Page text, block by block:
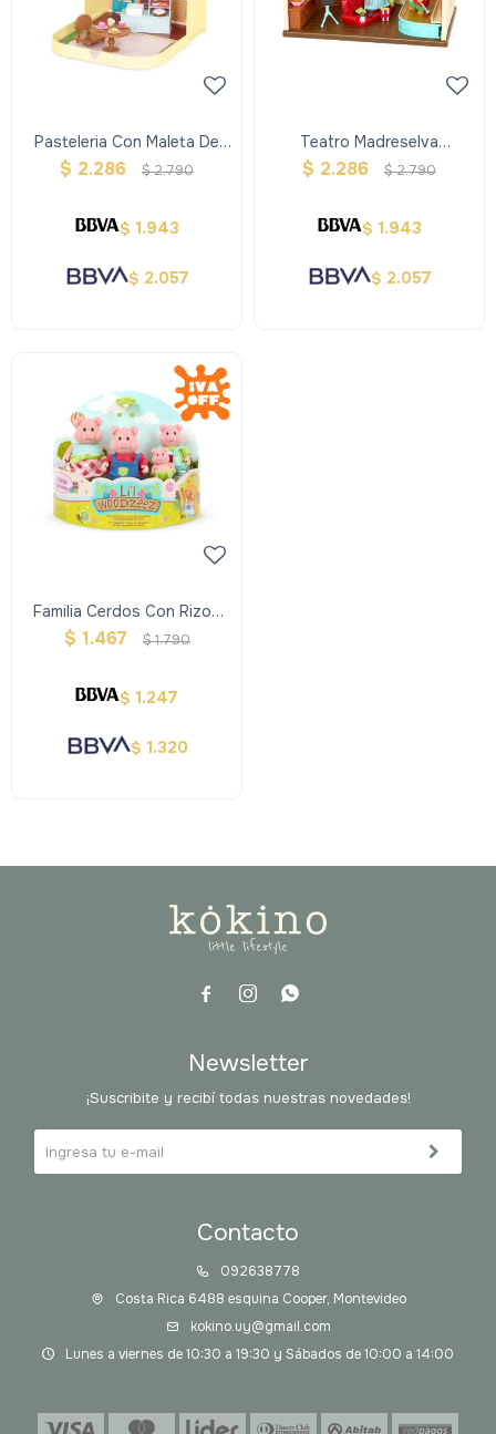
Pasteleria Con Maleta De
Viaje Woodzeez
$ 2.286 $2.790
$ 1.943
$ 2.057
Teatro Madreselva
Woodzeez
$ 2.286 $2.790
$ 1.943
$ 2.057
Familia Cerdos Con Rizos
Woodzeez
$ 1.467 $1.790
$ 1.247
$ 1.320
  
Contacto
092638778
Costa Rica 6488 esquina Cooper, Montevideo
kokino.uy@gmail.com
Lunes a viernes de 10:30 a 19:30 y Sábados de 10:00 a 14:00
Newsletter
¡Suscribite y recibí todas nuestras novedades!